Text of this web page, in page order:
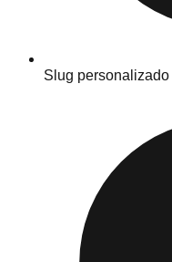
Slug